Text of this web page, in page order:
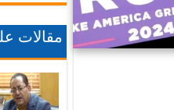
مقالات